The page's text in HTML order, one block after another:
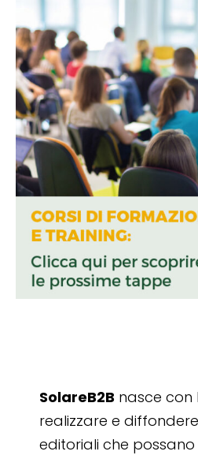
SolareB2B nasce con
realizzare e
editoriali che